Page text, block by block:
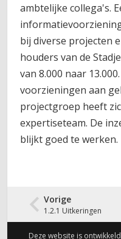
ambtelijke collega's.
bij diverse projecten
houders van de
van 8.000 naar
voorzieningen aan
projectgroep heeft
expertiseteam. De
blijkt goed te werken.
Vorige
1.2.1 Uitkeringen
Deze website is